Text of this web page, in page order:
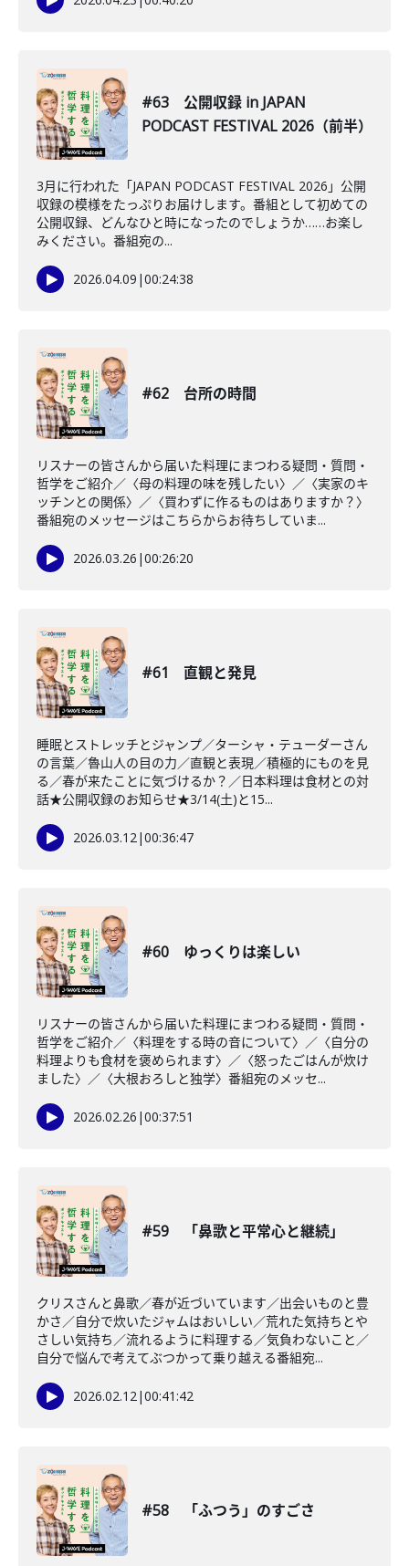
#63 公開収録 in JAPAN
PODCAST FESTIVAL 2026（前半）
3月に行われた「JAPAN PODCAST FESTIVAL 2026」公開
収録の模様をたっぷりお届けします。番組として初めての
公開収録、どんなひと時になったのでしょうか……お楽し
みください。番組宛の...
2026.04.09 |00:24:38
#62 台所の時間
リスナーの皆さんから届いた料理にまつわる疑問・質問・
哲学をご紹介／〈母の料理の味を残したい〉／〈実家のキ
ッチンとの関係〉／〈買わずに作るものはありますか？〉
番組宛のメッセージはこちらからお待ちしていま...
2026.03.26 |00:26:20
#61 直観と発見
睡眠とストレッチとジャンプ／ターシャ・テューダーさん
の言葉／魯山人の目の力／直観と表現／積極的にものを見
る／春が来たことに気づけるか？／日本料理は食材との対
話★公開収録のお知らせ★3/14(土)と15...
2026.03.12|00:36:47
#60 ゆっくりは楽しい
リスナーの皆さんから届いた料理にまつわる疑問・質問・
哲学をご紹介／〈料理をする時の音について〉／〈自分の
料理よりも食材を褒められます〉／〈怒ったごはんが炊け
ました〉／〈大根おろしと独学〉番組宛のメッセ...
2026.02.26 |00:37:51
#59 「鼻歌と平常心と継続」
クリスさんと鼻歌／春が近づいています／出会いものと豊
かさ／自分で炊いたジャムはおいしい／荒れた気持ちとや
さしい気持ち／流れるように料理する／気負わないこと／
自分で悩んで考えてぶつかって乗り越える番組宛...
2026.02.12|00:41:42
#58 「ふつう」のすごさ